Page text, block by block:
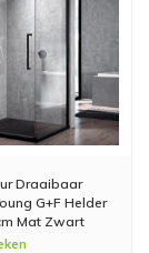
Draaibaar
G+F Helder
Mat Zwart